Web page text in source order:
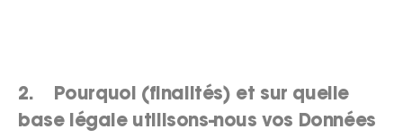
2. Pourquoi (finalités) et sur quelle
base légale utilisons-nous vos Données